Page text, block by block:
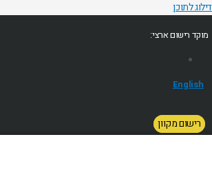
דילוג לתוכן
מוקד רישום ארצי:
English
רישום מקוון